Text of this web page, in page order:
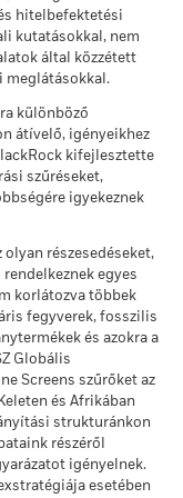
Benchmark 1 (%)
között született,
nevét, és/vagy
5,6 6,2
7,6
értendő. A
díjak nem
vissza a költségek
vissza a költségek
vissza a költségek
piaci
vissza.
BBB
5,69
Bond Global USD
432,94
17,21
0,00%
0,00%
3,43%
97,95%
BlackRock
hitelbefektetési
kutatásokkal, nem
által közzétett
meglátásokkal.
különböző
átívelő, igényeikhez
kifejlesztette
szűréseket,
igyekeznek
olyan részesedéseket,
egyes
korlátozva többek
fegyverek, fosszilis
és azokra a
Globális
Screens szűrőket az
és Afrikában
strukturánkon
részéről
igényelnek.
esetében